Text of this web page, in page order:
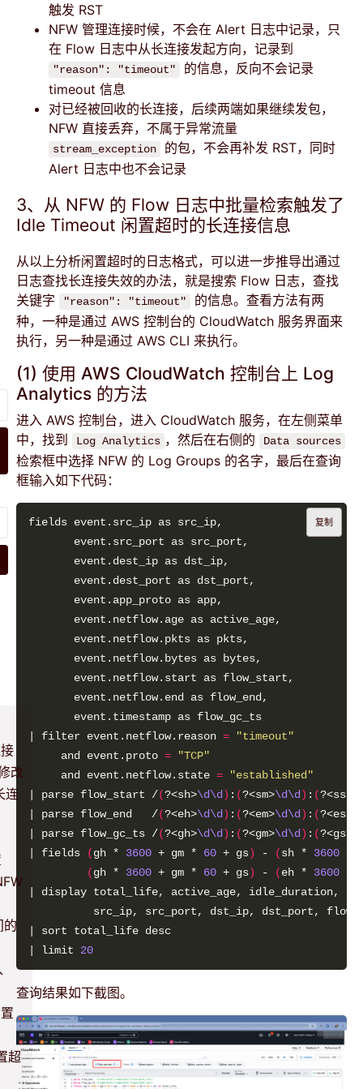
改
连
的
超
触发 RST
NFW 管理连接时候，不会在 Alert 日志中记录，只
在 Flow 日志中从长连接发起方向，记录到
"reason": "timeout"
的信息，反向不会记录
timeout 信息
对已经被回收的长连接，后续两端如果继续发包，
NFW 直接丢弃，不属于异常流量
stream_exception
的包，不会再补发 RST，同时
Alert 日志中也不会记录
3、从 NFW 的 Flow 日志中批量检索触发了
Idle Timeout 闲置超时的长连接信息
从以上分析闲置超时的日志格式，可以进一步推导出通过
日志查找长连接失效的办法，就是搜索 Flow 日志，查找
关键字
"reason": "timeout"
的信息。查看方法有两
种，一种是通过 AWS 控制台的 CloudWatch 服务界面来
执行，另一种是通过 AWS CLI 来执行。
(1) 使用 AWS CloudWatch 控制台上 Log
Analytics 的方法
进入 AWS 控制台，进入 CloudWatch 服务，在左侧菜单
中，找到
Log Analytics ，然后在右侧的 Data sources
检索框中选择 NFW 的 Log Groups 的名字，最后在查询
框输入如下代码：
| filter event.netflow.reason =
"timeout"
     and event.proto
=
"TCP"
     and event.netflow.state
=
"established"
| parse flow_start /(?<sh>\d\d ) : (?<sm>\d\d ) : (?<ss>
| parse flow_end   /(?<eh>\d\d ) : (?<em>\d\d ) : (?<es>
| parse flow_gc_ts /(?<gh>\d\d ) : (?<gm>\d\d ) : (?<gs>
| fields
(gh * 3600 + gm * 60 + gs) - (sh * 3600 +
(gh * 3600 + gm * 60 + gs) - (eh * 3600 +
| limit 20
复制
查询结果如下截图。